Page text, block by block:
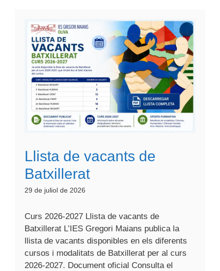
Llista de vacants de
Batxillerat
29 de juliol de 2026
Curs 2026-2027 Llista de vacants de
Batxillerat L’IES Gregori Maians publica la
llista de vacants disponibles en els diferents
cursos i modalitats de Batxillerat per al curs
2026-2027. Document oficial Consulta el